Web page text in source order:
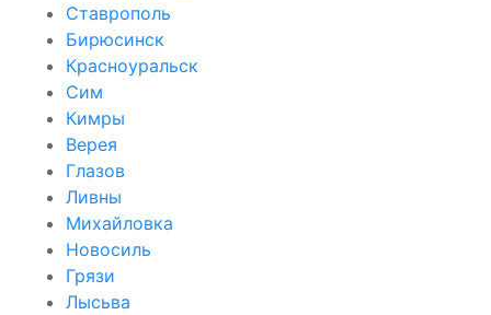
Ставрополь
Бирюсинск
Красноуральск
Сим
Кимры
Верея
Глазов
Ливны
Михайловка
Новосиль
Грязи
Лысьва